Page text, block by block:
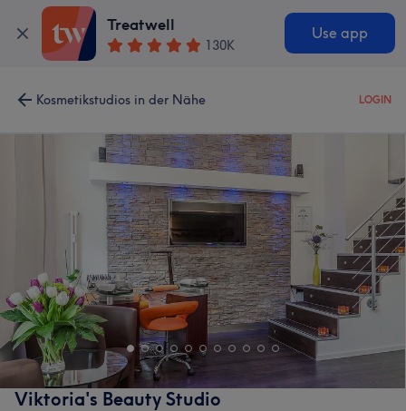
Treatwell
130K
Use app
Kosmetikstudios in der Nähe LOGIN
Viktoria's Beauty Studio